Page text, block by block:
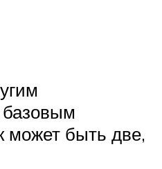
базовым
может быть две,